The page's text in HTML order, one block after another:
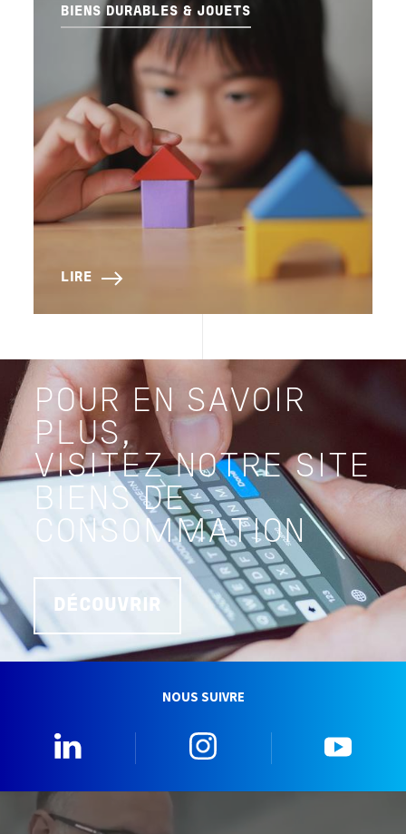
BIENS DURABLES & JOUETS
LIRE
POUR EN SAVOIR
PLUS,
VISITEZ NOTRE SITE
BIENS DE
CONSOMMATION
DÉCOUVRIR
NOUS SUIVRE